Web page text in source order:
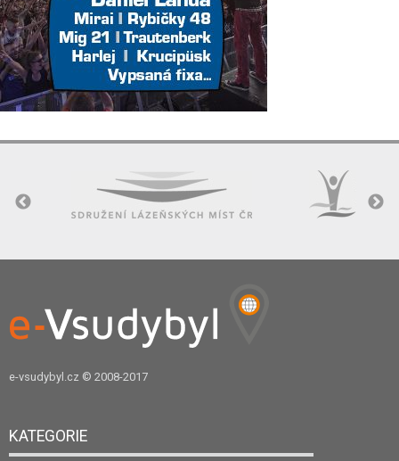
e-vsudybyl.cz © 2008-2017
KATEGORIE